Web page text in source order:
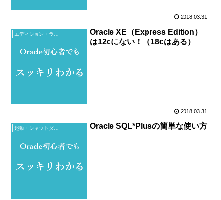
2018.03.31
エディション・ライセンス
Oracle XE（Express Edition）
は12cにない！（18cはある）
2018.03.31
起動・シャットダウン・ツール Oracle SQL*Plusの簡単な使い方